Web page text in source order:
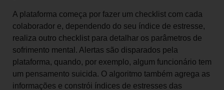
A plataforma começa por fazer um checklist com cada
colaborador e, dependendo do seu índice de estresse,
realiza outro checklist para detalhar os parâmetros de
sofrimento mental. Alertas são disparados pela
plataforma, quando, por exemplo, algum funcionário tem
um pensamento suicida. O algoritmo também agrega as
informações e constrói índices de estresses das